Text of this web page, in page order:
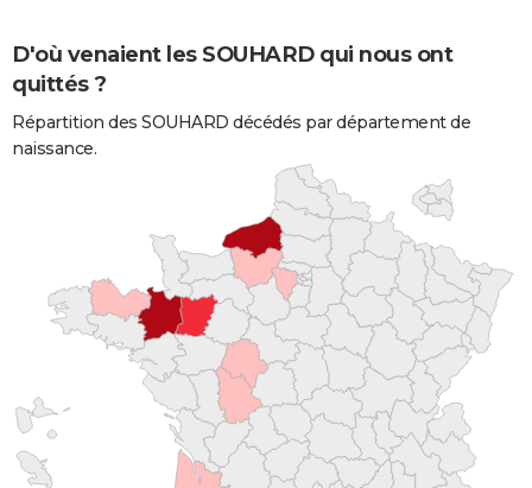
D'où venaient les SOUHARD qui nous ont
quittés ?
Répartition des SOUHARD décédés par département de
naissance.